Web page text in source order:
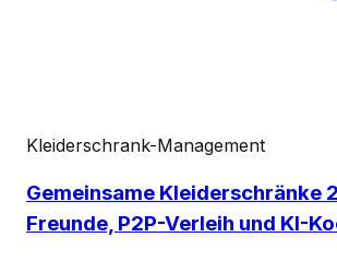
Kleiderschrank-Management
Gemeinsame Kleiderschränke
Freunde, P2P-Verleih und KI-